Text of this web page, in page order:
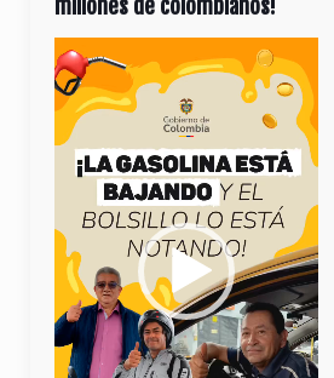
millones de colombianos!
Reproductor
de
vídeo